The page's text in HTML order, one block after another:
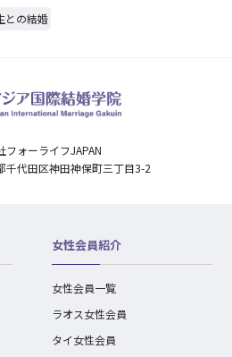
との結婚
フォーライフJAPAN
千代田区神田神保町三丁目3-2
女性会員紹介
女性会員一覧
ラオス女性会員
タイ女性会員